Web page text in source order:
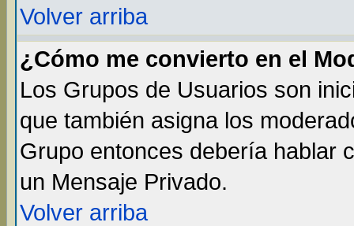
Volver arriba
¿Cómo me convierto en el
Los Grupos de Usuarios son
que también asigna los
Grupo entonces debería hablar
un Mensaje Privado.
Volver arriba